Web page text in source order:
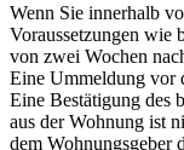
Wenn Sie innerhalb
Voraussetzungen wie
von zwei Wochen
Eine Ummeldung vor
Eine Bestätigung des
aus der Wohnung ist
dem Wohnungsgeber